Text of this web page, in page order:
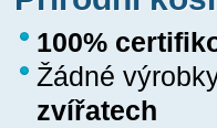
100%
Žádné
zvířatech